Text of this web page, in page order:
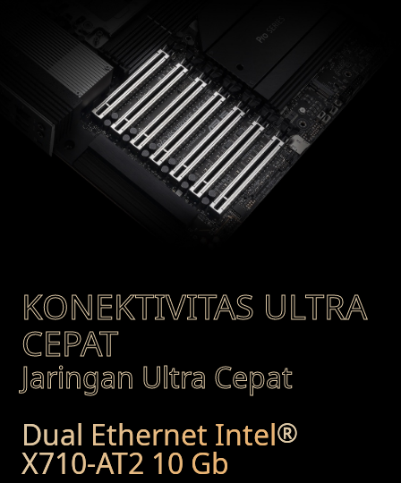
KONEKTIVITAS ULTRA
CEPAT
Jaringan Ultra Cepat
Dual Ethernet Intel®
X710-AT2 10 Gb